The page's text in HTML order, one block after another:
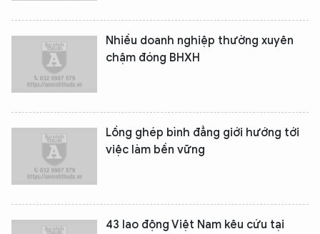
Nhiều doanh nghiệp thường xuyên
chậm đóng BHXH
Lồng ghép bình đẳng giới hướng tới
việc làm bền vững
43 lao động Việt Nam kêu cứu tại